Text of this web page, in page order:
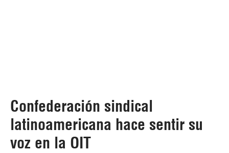
Confederación sindical
latinoamericana hace sentir su
voz en la OIT